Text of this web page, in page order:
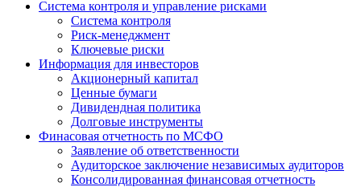
Система контроля и управление рисками
Система контроля
Риск-менеджмент
Ключевые риски
Информация для инвесторов
Акционерный капитал
Ценные бумаги
Дивидендная политика
Долговые инструменты
Финасовая отчетность по МСФО
Заявление об ответственности
Аудиторское заключение независимых аудиторов
Консолидированная финансовая отчетность